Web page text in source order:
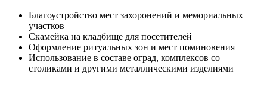
Благоустройство мест захоронений и мемориальных
участков
Скамейка на кладбище для посетителей
Оформление ритуальных зон и мест поминовения
Использование в составе оград, комплексов со
столиками и другими металлическими изделиями